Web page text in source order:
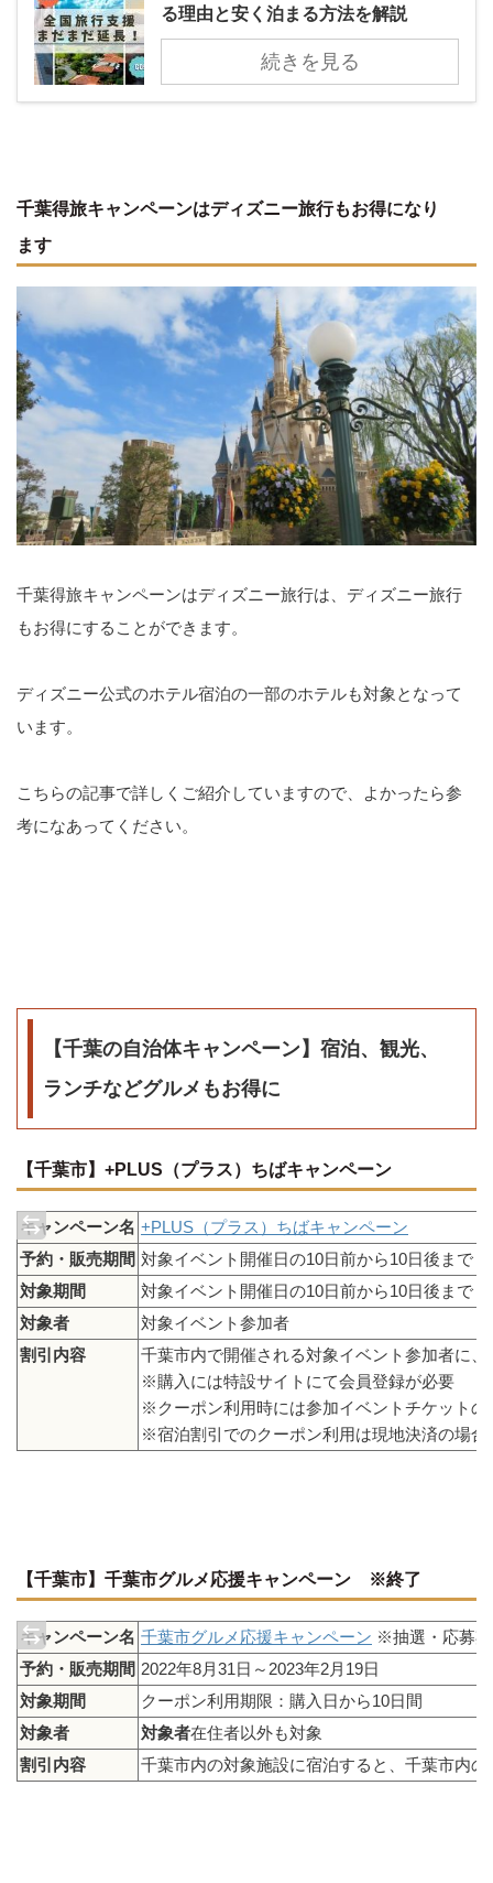
る理由と安く泊まる方法を解説
続きを見る
千葉得旅キャンペーンはディズニー旅行もお得になり
ます
千葉得旅キャンペーンはディズニー旅行は、ディズニー旅行
もお得にすることができます。
ディズニー公式のホテル宿泊の一部のホテルも対象となって
います。
こちらの記事で詳しくご紹介していますので、よかったら参
考になあってください。
【千葉の自治体キャンペーン】宿泊、観光、
ランチなどグルメもお得に
【千葉市】+PLUS（プラス）ちばキャンペーン
キャンペーン名 +PLUS（プラス）ちばキャンペーン
予約・販売期間 対象イベント開催日の10日前から10日後まで
対象期間
対象イベント開催日の10日前から10日後まで
対象者
対象イベント参加者
割引内容
千葉市内で開催される対象イベント参加者に
※購入には特設サイトにて会員登録が必要
※クーポン利用時には参加イベントチケットの
※宿泊割引でのクーポン利用は現地決済の場合
【千葉市】千葉市グルメ応援キャンペーン ※終了
キャンペーン名 千葉市グルメ応援キャンペーン ※抽選・応募
予約・販売期間 2022年8月31日～2023年2月19日
対象期間
クーポン利用期限：購入日から10日間
対象者
対象者在住者以外も対象
割引内容
千葉市内の対象施設に宿泊すると、千葉市内